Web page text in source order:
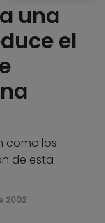
una
el
como los
de esta
2002